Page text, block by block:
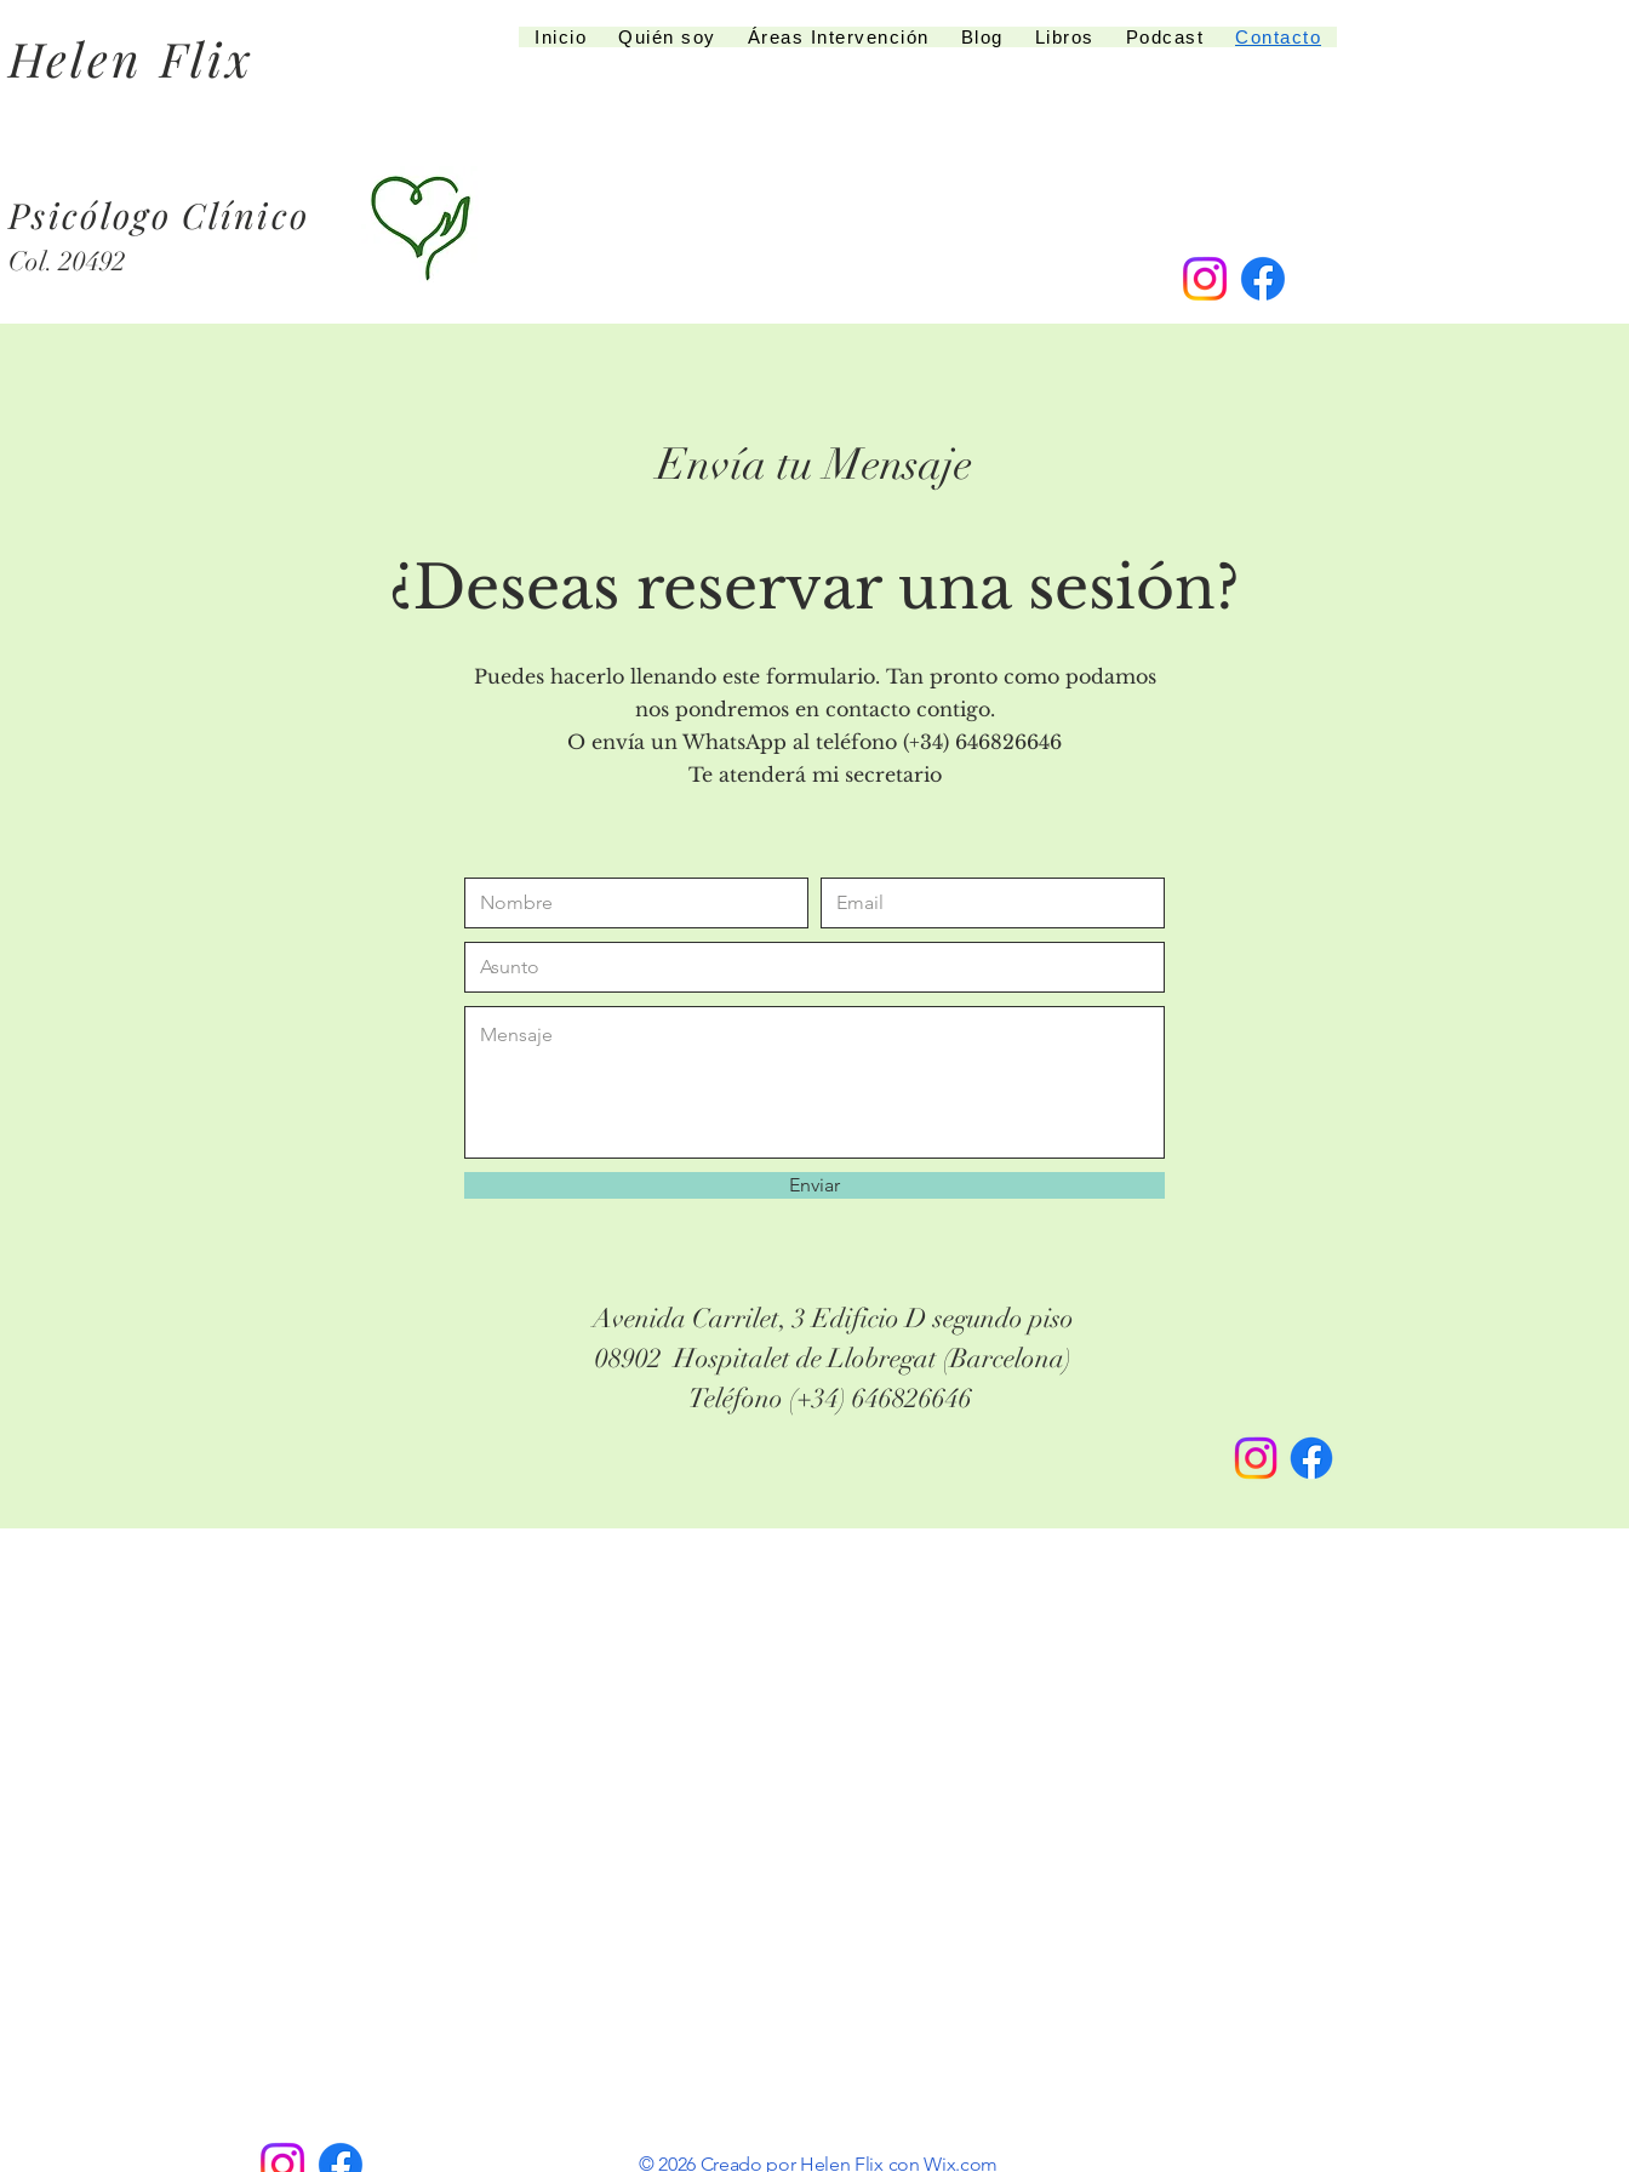
Helen Flix
Psicólogo Clínico
Col. 20492
Inicio Quién soy Áreas Intervención Blog Libros Podcast Contacto
Envía tu Mensaje
¿Deseas reservar una sesión?
Puedes hacerlo llenando este formulario. Tan pronto como podamos
nos pondremos en contacto contigo.
O envía un WhatsApp al teléfono (+34) 646826646
Te atenderá mi secretario
Enviar
Avenida Carrilet, 3 Edificio D segundo piso
08902 Hospitalet de Llobregat (Barcelona)
Teléfono (+34) 646826646
© 2026 Creado por Helen Flix conWix.com